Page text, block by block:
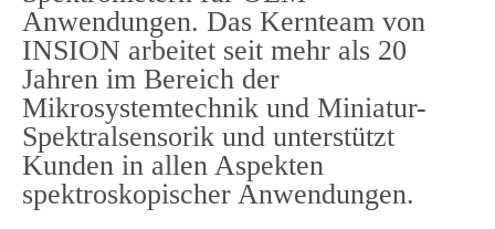
Anwendungen. Das Kernteam von
INSION arbeitet seit mehr als 20
Jahren im Bereich der
Mikrosystemtechnik und Miniatur-
Spektralsensorik und unterstützt
Kunden in allen Aspekten
spektroskopischer Anwendungen.